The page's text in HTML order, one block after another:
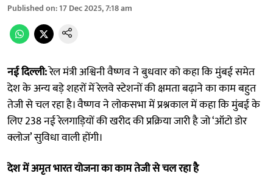
Published on:17 Dec 2025, 7:18 am
नई दिल्ली:रेल मंत्री अश्विनी वैष्णव ने बुधवार को कहा कि मुंबई समेत
देश के अन्य बड़े शहरों में रेलवे स्टेशनों की क्षमता बढ़ाने का काम बहुत
तेजी से चल रहा है। वैष्णव ने लोकसभा में प्रश्नकाल में कहा कि मुंबई के
लिए 238 नई रेलगाड़ियों की खरीद की प्रक्रिया जारी है जो ‘ऑटो डोर
क्लोज’ सुविधा वाली होंगी।
देश में अमृत भारत योजना का काम तेजी से चल रहा है